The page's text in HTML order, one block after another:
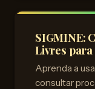
SIGMINE:
Livres
Aprenda a
consultar